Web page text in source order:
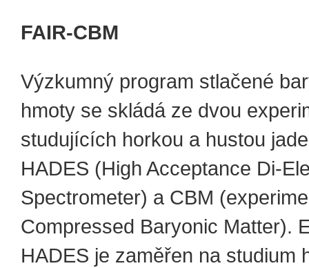
FAIR-CBM
Výzkumný program stlačené
hmoty se skládá ze dvou
studujících horkou a hustou
HADES (High Acceptance Di-
Spectrometer) a CBM
Compressed Baryonic Matter).
HADES je zaměřen na studium